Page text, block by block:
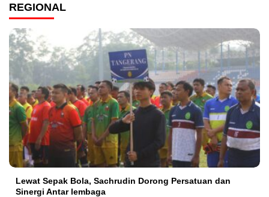
REGIONAL
Lewat Sepak Bola, Sachrudin Dorong Persatuan dan
Sinergi Antar lembaga